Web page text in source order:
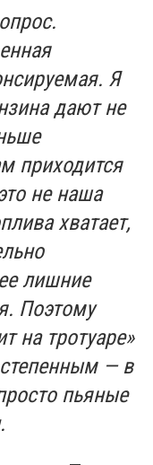
Я
дают не
приходится
не наша
хватает,
лишние
Поэтому
на тротуаре»
— в
пьяные